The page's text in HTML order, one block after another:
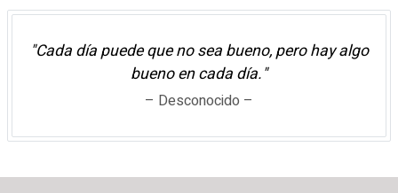
"Cada día puede que no sea bueno, pero hay algo
bueno en cada día."
– Desconocido –